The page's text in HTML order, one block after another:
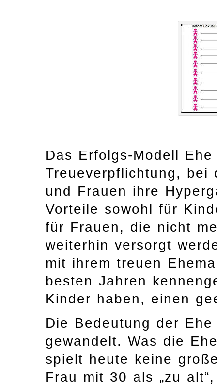
Das Erfolgs-Modell
Treueverpflichtung, bei
und Frauen ihre
Vorteile sowohl für
für Frauen, die nicht
weiterhin versorgt
mit ihrem treuen
besten Jahren
Kinder haben, einen
Die Bedeutung der
gewandelt. Was die
spielt heute keine
Frau mit 30 als „zu